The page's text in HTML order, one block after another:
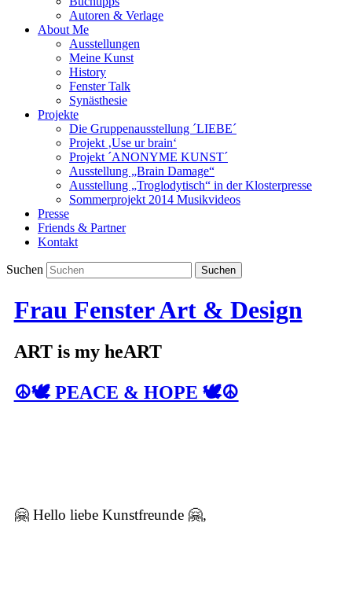
Autoren & Verlage
About Me
Ausstellungen
Meine Kunst
History
Fenster Talk
Synästhesie
Projekte
Die Gruppenausstellung ´LIEBE´
Projekt ‚Use ur brain‘
Projekt ´ANONYME KUNST´
Ausstellung „Brain Damage“
Ausstellung „Troglodytisch“ in der Klosterpresse
Sommerprojekt 2014 Musikvideos
Presse
Friends & Partner
Kontakt
Suchen
Frau Fenster Art & Design
ART is my heART
☮️🕊️ PEACE & HOPE 🕊️☮️
🤗 Hello liebe Kunstfreunde 🤗,